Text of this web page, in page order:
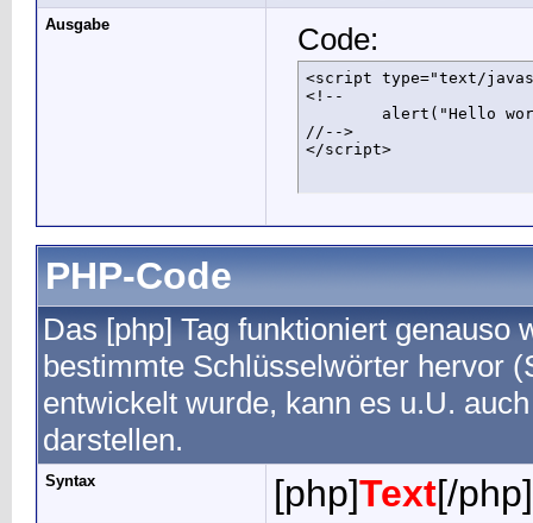
Ausgabe Code:
<script type="text/
<!--
//-->
</script>
PHP-Code
Das [php] Tag funktioniert genauso
bestimmte Schlüsselwörter hervor
entwickelt wurde, kann es u.U.
darstellen.
Syntax [php]Text[/php]